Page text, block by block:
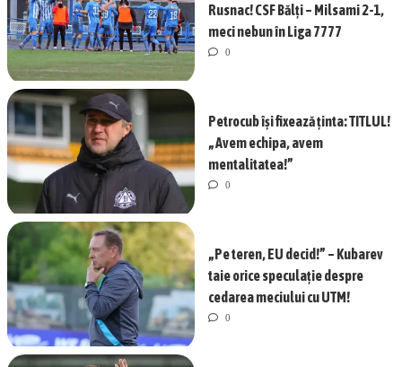
Rusnac! CSF Bălți – Milsami 2-1,
meci nebun în Liga 7777
0
Petrocub își fixează ținta: TITLUL!
„Avem echipa, avem
mentalitatea!”
0
„Pe teren, EU decid!” – Kubarev
taie orice speculație despre
cedarea meciului cu UTM!
0